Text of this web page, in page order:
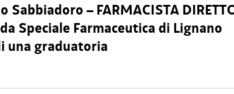
– FARMACISTA
Speciale Farmaceutica di Lignano
una graduatoria